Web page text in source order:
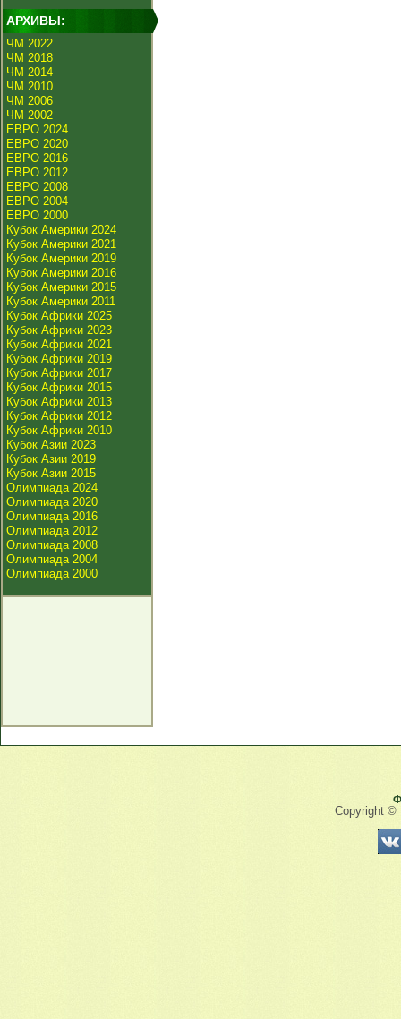
АРХИВЫ:
ЧМ 2022
ЧМ 2018
ЧМ 2014
ЧМ 2010
ЧМ 2006
ЧМ 2002
ЕВРО 2024
ЕВРО 2020
ЕВРО 2016
ЕВРО 2012
ЕВРО 2008
ЕВРО 2004
ЕВРО 2000
Кубок Америки 2024
Кубок Америки 2021
Кубок Америки 2019
Кубок Америки 2016
Кубок Америки 2015
Кубок Америки 2011
Кубок Африки 2025
Кубок Африки 2023
Кубок Африки 2021
Кубок Африки 2019
Кубок Африки 2017
Кубок Африки 2015
Кубок Африки 2013
Кубок Африки 2012
Кубок Африки 2010
Кубок Азии 2023
Кубок Азии 2019
Кубок Азии 2015
Олимпиада 2024
Олимпиада 2020
Олимпиада 2016
Олимпиада 2012
Олимпиада 2008
Олимпиада 2004
Олимпиада 2000
Copyright ©